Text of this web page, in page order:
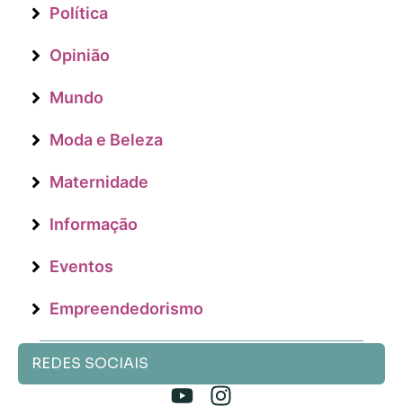
Política
Opinião
Mundo
Moda e Beleza
Maternidade
Informação
Eventos
Empreendedorismo
REDES SOCIAIS